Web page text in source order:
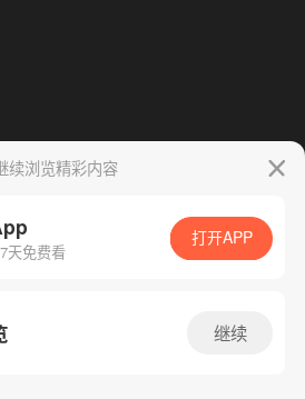
App免费看
续浏览精彩内容
天免费看
打开APP
继续